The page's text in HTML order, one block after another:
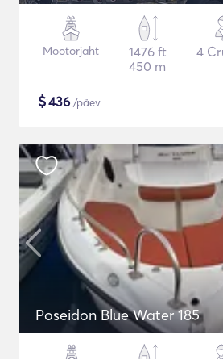
Mootorjaht
1476 ft
450 m
4
$436 /päev
Poseidon Blue Water 185